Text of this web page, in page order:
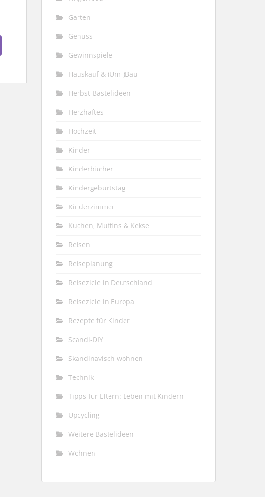
Garten
Genuss
Gewinnspiele
Hauskauf & (Um-)Bau
Herbst-Bastelideen
Herzhaftes
Hochzeit
Kinder
Kinderbücher
Kindergeburtstag
Kinderzimmer
Kuchen, Muffins & Kekse
Reisen
Reiseplanung
Reiseziele in Deutschland
Reiseziele in Europa
Rezepte für Kinder
Scandi-DIY
Skandinavisch wohnen
Technik
Tipps für Eltern: Leben mit Kindern
Upcycling
Weitere Bastelideen
Wohnen